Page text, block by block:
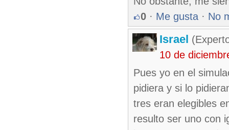
0 · Me gusta · No
Israel
10 de
Pues yo en el
pidiera y si lo
tres eran elegibles
resulto ser uno con